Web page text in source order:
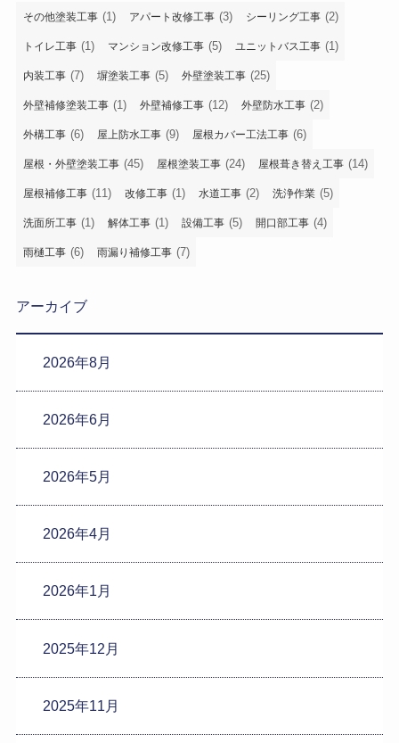
その他塗装工事 (1) アパート改修工事 (3) シーリング工事 (2)
トイレ工事 (1) マンション改修工事 (5) ユニットバス工事 (1)
内装工事 (7) 塀塗装工事 (5) 外壁塗装工事 (25)
外壁補修塗装工事 (1) 外壁補修工事 (12) 外壁防水工事 (2)
外構工事 (6) 屋上防水工事 (9) 屋根カバー工法工事 (6)
屋根・外壁塗装工事 (45) 屋根塗装工事 (24) 屋根葺き替え工事 (14)
屋根補修工事 (11) 改修工事 (1) 水道工事 (2) 洗浄作業 (5)
洗面所工事 (1) 解体工事 (1) 設備工事 (5) 開口部工事 (4)
雨樋工事 (6) 雨漏り補修工事 (7)
アーカイブ
2026年8月
2026年6月
2026年5月
2026年4月
2026年1月
2025年12月
2025年11月